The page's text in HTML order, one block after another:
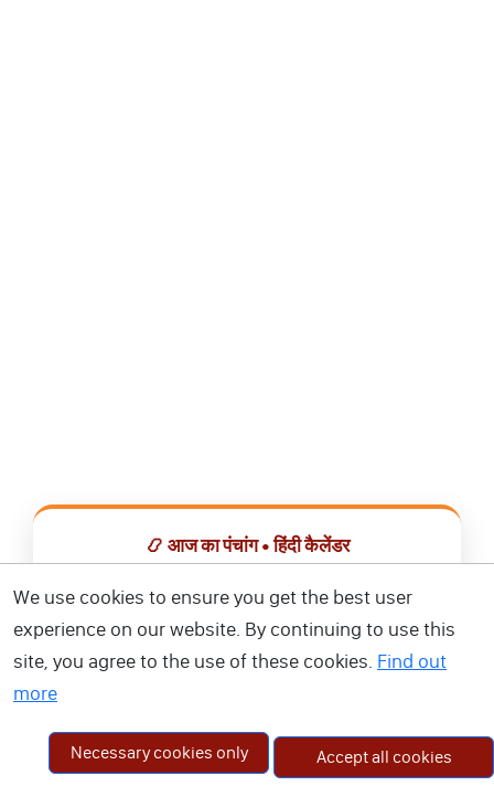
📿 आज का पंचांग • हिंदी कैलेंडर
📅 हिंदी कैलेंडर ऐप डाउनलोड करें
We use cookies to ensure you get the best user
experience on our website. By continuing to use this
site, you agree to the use of these cookies. Find out
more
Necessary cookies only Accept all cookies